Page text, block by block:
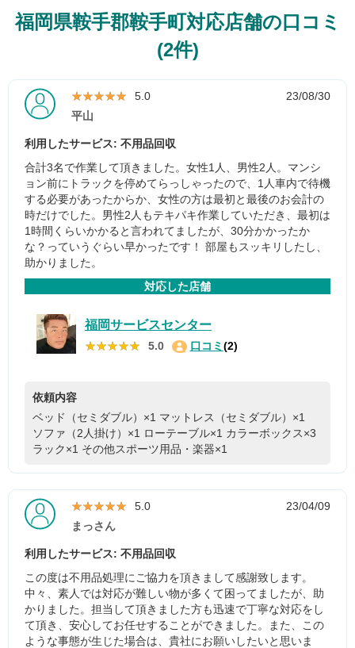
福岡県鞍手郡鞍手町対応店舗の口コミ
(2件)
★★★★★
★★★★★ 5.0
23/08/30
平山
利用したサービス: 不用品回収
合計3名で作業して頂きました。女性1人、男性2人。マンシ
ョン前にトラックを停めてらっしゃったので、1人車内で待機
する必要があったからか、女性の方は最初と最後のお会計の
時だけでした。男性2人もテキパキ作業していただき、最初は
1時間くらいかかると言われてましたが、30分かかったか
な？っていうぐらい早かったです！ 部屋もスッキリしたし、
助かりました。
対応した店舗
福岡サービスセンター
★★★★★
★★★★★ 5.0 口コミ (2)
依頼内容
ベッド（セミダブル）×1 マットレス（セミダブル）×1
ソファ（2人掛け）×1 ローテーブル×1 カラーボックス×3
ラック×1 その他スポーツ用品・楽器×1
★★★★★
★★★★★ 5.0
23/04/09
まっさん
利用したサービス: 不用品回収
この度は不用品処理にご協力を頂きまして感謝致します。
中々、素人では対応が難しい物が多くて困ってましたが、助
かりました。担当して頂きました方も迅速で丁寧な対応をし
て頂き、安心してお任せすることができました。また、この
ような事態が生じた場合は、貴社にお願いしたいと思いま